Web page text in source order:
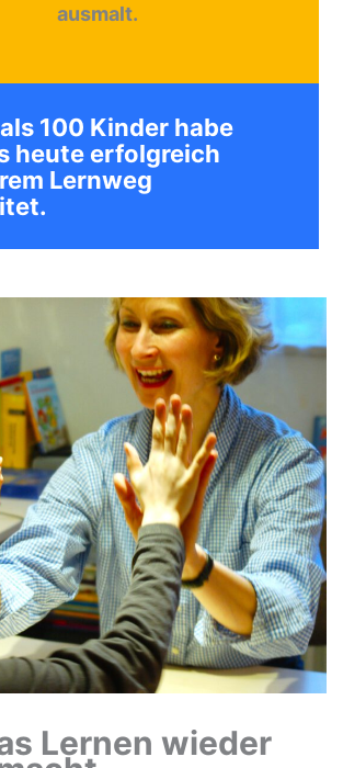
ausmalt.
100 Kinder habe
heute erfolgreich
Lernweg
Lernen wieder